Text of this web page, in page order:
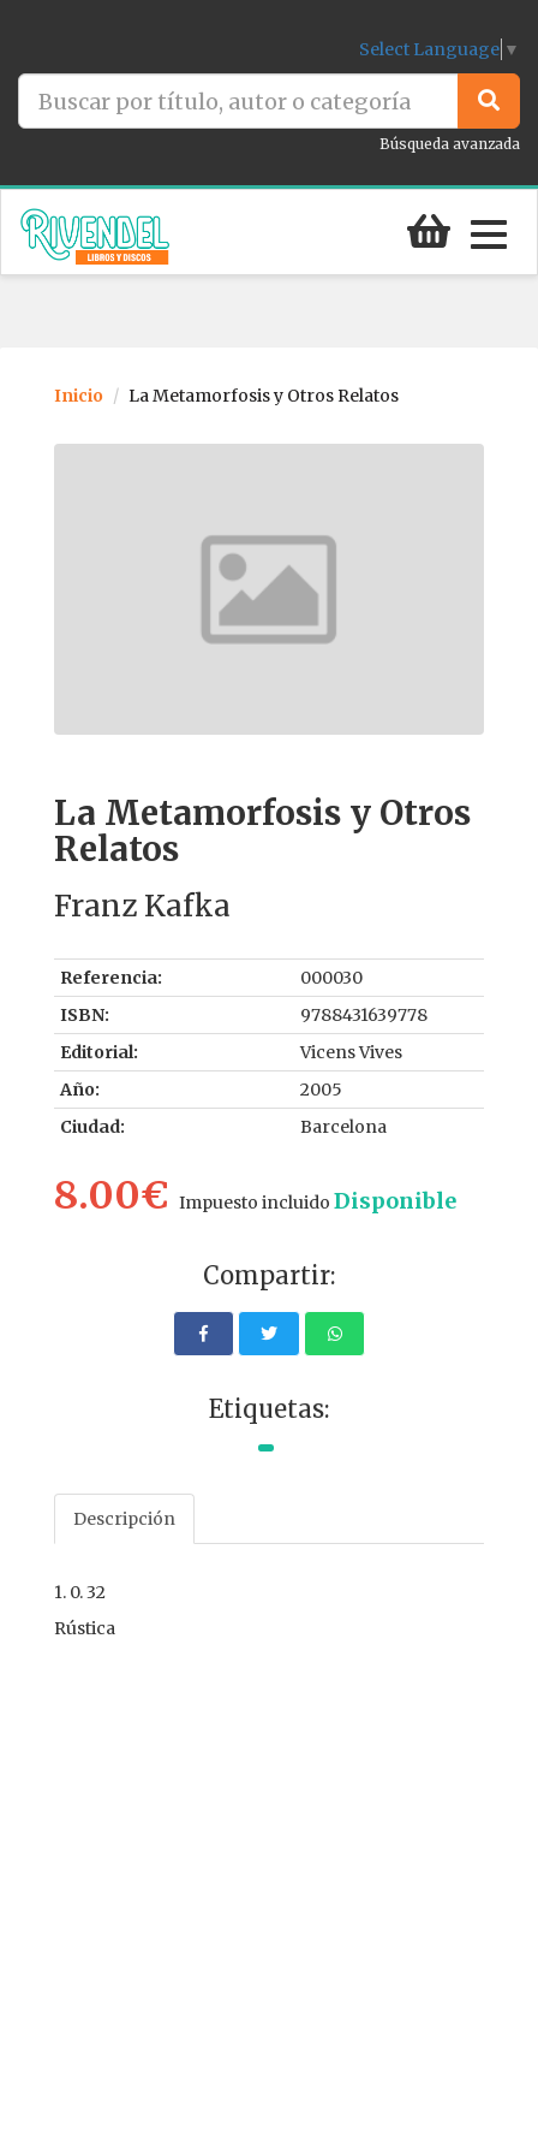
Select Language ▼
Búsqueda avanzada
Inicio La Metamorfosis y Otros Relatos
La Metamorfosis y Otros
Relatos
Franz Kafka
Referencia:
000030
ISBN:
9788431639778
Editorial:
Vicens Vives
Año:
2005
Ciudad:
Barcelona
8.00€ Impuesto incluido Disponible
Compartir:
Etiquetas:
Descripción
1. 0. 32
Rústica